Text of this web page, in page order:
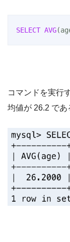
SELECT AVG
コマンドを実行
均値が 26.2 であ